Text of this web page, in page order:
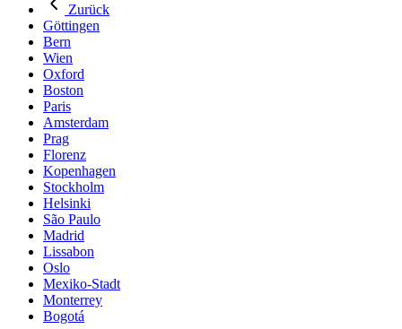
Zurück
Göttingen
Bern
Wien
Oxford
Boston
Paris
Amsterdam
Prag
Florenz
Kopenhagen
Stockholm
Helsinki
São Paulo
Madrid
Lissabon
Oslo
Mexiko-Stadt
Monterrey
Bogotá